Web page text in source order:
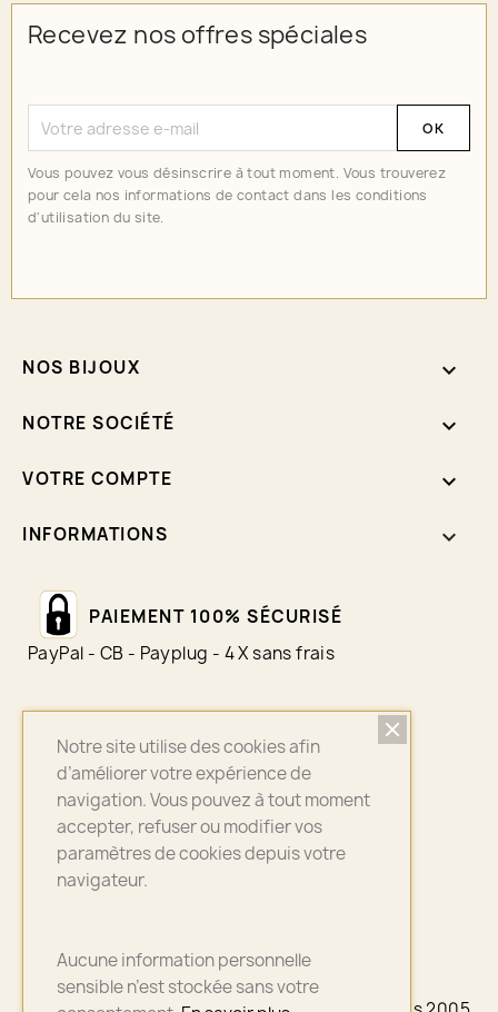
Recevez nos offres spéciales
Vous pouvez vous désinscrire à tout moment. Vous trouverez
pour cela nos informations de contact dans les conditions
d'utilisation du site.
NOS BIJOUX 
NOTRE SOCIÉTÉ 
VOTRE COMPTE 
INFORMATIONS keyboard_arrow_down
PAIEMENT 100% SÉCURISÉ
PayPal - CB - Payplug - 4 X sans frais
LIVRAISON SUIVI
Colissimo - Chronopost - Mondial Relay
ASSURANCE QUALITÉ
Notre site utilise des cookies afin
d’améliorer votre expérience de
navigation. Vous pouvez à tout moment
accepter, refuser ou modifier vos
paramètres de cookies depuis votre
navigateur.
Aucune information personnelle
sensible n’est stockée sans votre